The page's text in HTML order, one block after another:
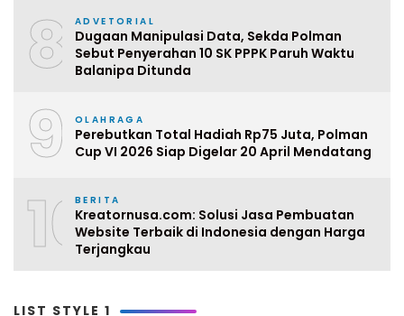
8 ADVETORIAL
Dugaan Manipulasi Data, Sekda Polman
Sebut Penyerahan 10 SK PPPK Paruh Waktu
Balanipa Ditunda
9 OLAHRAGA
Perebutkan Total Hadiah Rp75 Juta, Polman
Cup VI 2026 Siap Digelar 20 April Mendatang
10BERITA
Kreatornusa.com: Solusi Jasa Pembuatan
Website Terbaik di Indonesia dengan Harga
Terjangkau
LIST STYLE 1